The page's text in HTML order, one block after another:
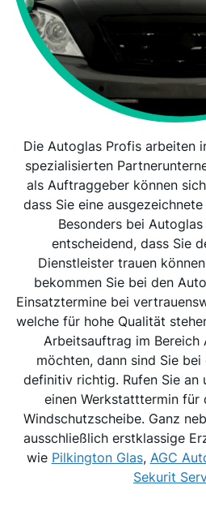
Die Autoglas Profis arbeiten
spezialisierten
als Auftraggeber können
dass Sie eine
Besonders bei
entscheidend, dass Sie
Dienstleister trauen
bekommen Sie bei den
Einsatztermine bei
welche für hohe Qualität
Arbeitsauftrag im Bereich
möchten, dann sind Sie
definitiv richtig. Rufen Sie an
einen Werkstatttermin für
Windschutzscheibe. Ganz
ausschließlich erstklassige
wie Pilkington Glas, AGC
Sekurit